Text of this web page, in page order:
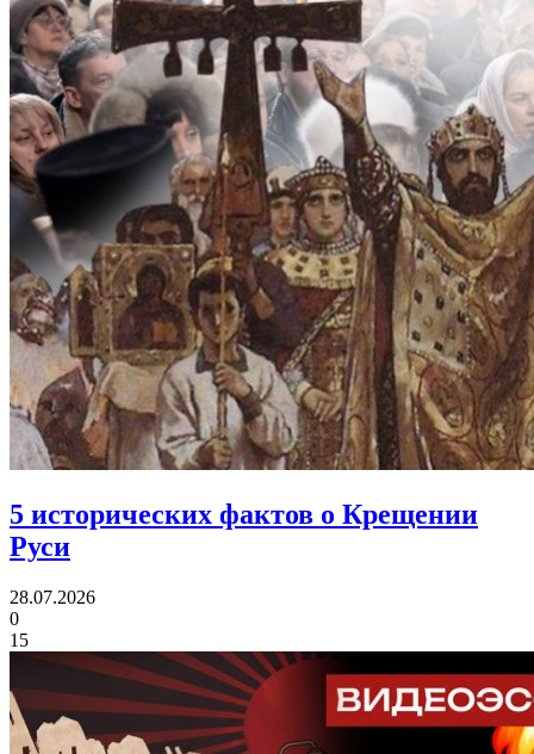
5 исторических фактов о Крещении
Руси
28.07.2026
0
15